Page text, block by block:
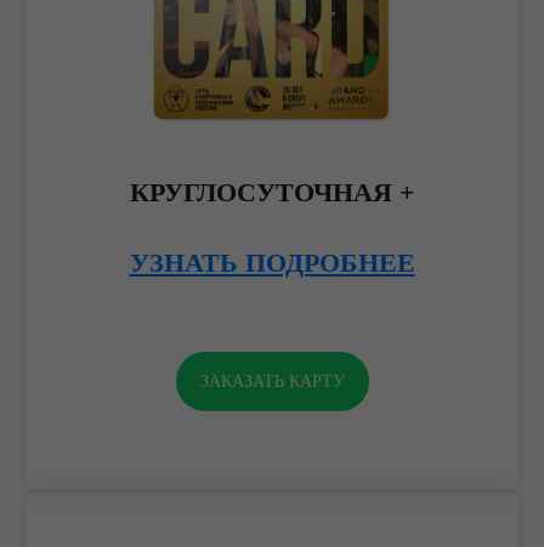
КРУГЛОСУТОЧНАЯ +
УЗНАТЬ ПОДРОБНЕЕ
ЗАКАЗАТЬ КАРТУ